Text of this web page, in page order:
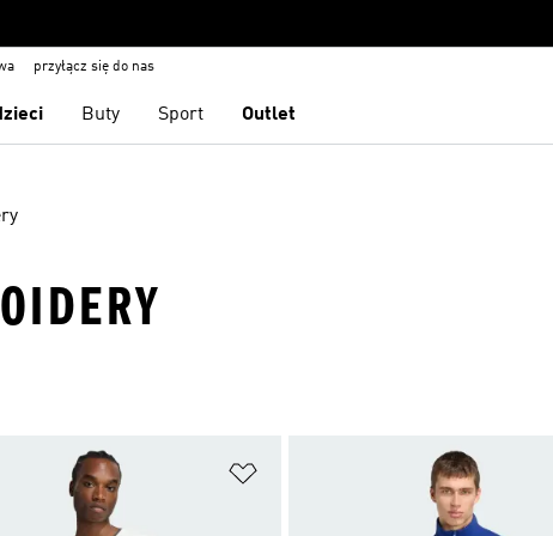
przyłącz się do nas
Buty Sport Outlet
Dodaj do listy życzeń